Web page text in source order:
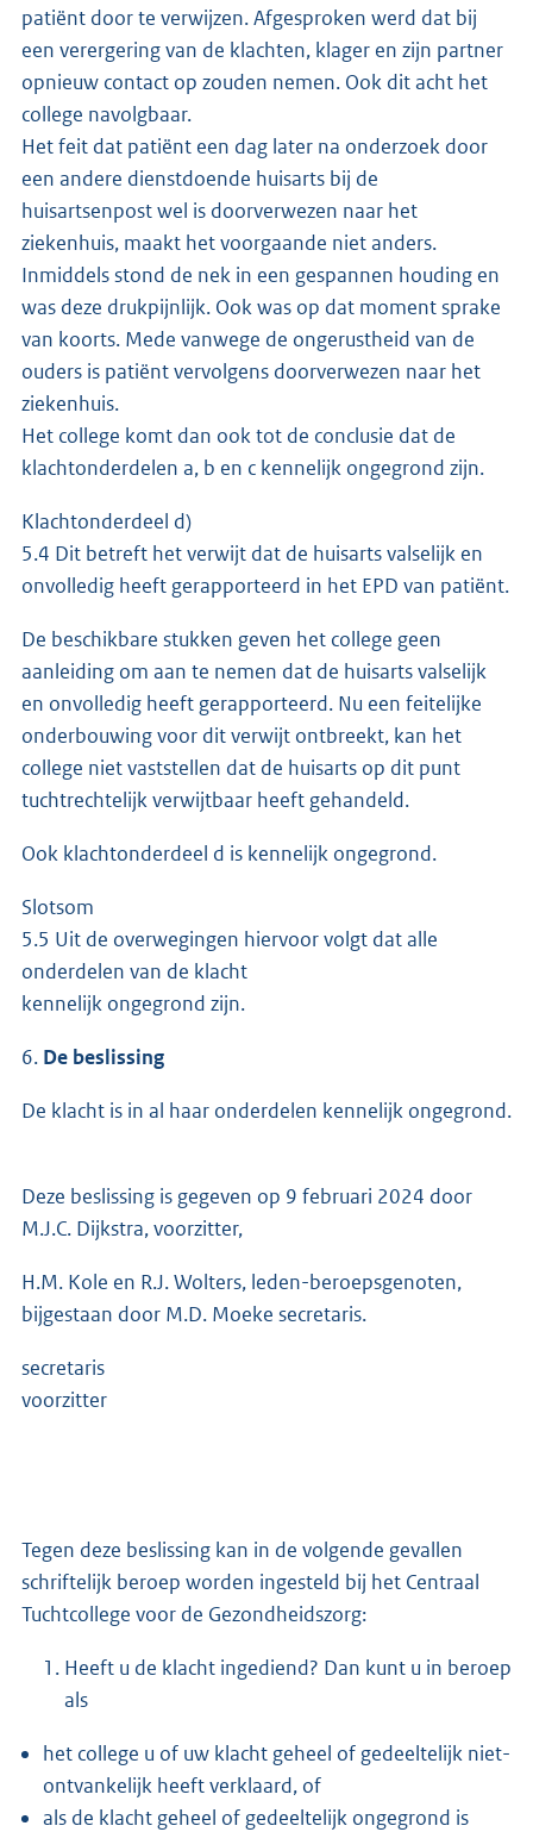
patiënt door te verwijzen. Afgesproken werd dat bij
een verergering van de klachten, klager en zijn partner
opnieuw contact op zouden nemen. Ook dit acht het
college navolgbaar.
Het feit dat patiënt een dag later na onderzoek door
een andere dienstdoende huisarts bij de
huisartsenpost wel is doorverwezen naar het
ziekenhuis, maakt het voorgaande niet anders.
Inmiddels stond de nek in een gespannen houding en
was deze drukpijnlijk. Ook was op dat moment sprake
van koorts. Mede vanwege de ongerustheid van de
ouders is patiënt vervolgens doorverwezen naar het
ziekenhuis.
Het college komt dan ook tot de conclusie dat de
klachtonderdelen a, b en c kennelijk ongegrond zijn.
Klachtonderdeel d)
5.4 Dit betreft het verwijt dat de huisarts valselijk en
onvolledig heeft gerapporteerd in het EPD van patiënt.
De beschikbare stukken geven het college geen
aanleiding om aan te nemen dat de huisarts valselijk
en onvolledig heeft gerapporteerd. Nu een feitelijke
onderbouwing voor dit verwijt ontbreekt, kan het
college niet vaststellen dat de huisarts op dit punt
tuchtrechtelijk verwijtbaar heeft gehandeld.
Ook klachtonderdeel d is kennelijk ongegrond.
Slotsom
5.5 Uit de overwegingen hiervoor volgt dat alle
onderdelen van de klacht
kennelijk ongegrond zijn.
6. De beslissing
De klacht is in al haar onderdelen kennelijk ongegrond.
Deze beslissing is gegeven op 9 februari 2024 door
M.J.C. Dijkstra, voorzitter,
H.M. Kole en R.J. Wolters, leden-beroepsgenoten,
bijgestaan door M.D. Moeke secretaris.
secretaris
voorzitter
Tegen deze beslissing kan in de volgende gevallen
schriftelijk beroep worden ingesteld bij het Centraal
Tuchtcollege voor de Gezondheidszorg:
Heeft u de klacht ingediend? Dan kunt u in beroep
als
het college u of uw klacht geheel of gedeeltelijk niet-
ontvankelijk heeft verklaard, of
als de klacht geheel of gedeeltelijk ongegrond is